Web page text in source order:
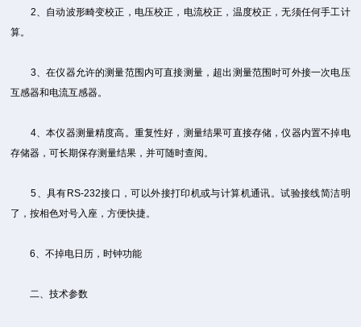
2、自动波形畸变校正，电压校正，电流校正，温度校正，无须任何手工计
算。
3、在仪器允许的测量范围内可直接测量，超出测量范围时可外接一次电压
互感器和电流互感器。
4、本仪器测量精度高。重复性好，测量结果可直接存储，仪器内置不掉电
存储器，可长期保存测量结果，并可随时查阅。
5、具有RS-232接口，可以外接打印机或与计算机通讯。试验接线简洁明
了，按相色对号入座，方便快捷。
6、不掉电日历，时钟功能
二、技术参数